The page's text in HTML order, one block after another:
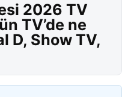
2026 TV
TV’de ne
D, Show TV,